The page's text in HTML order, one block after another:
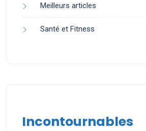
Meilleurs articles
Santé et Fitness
Incontournables